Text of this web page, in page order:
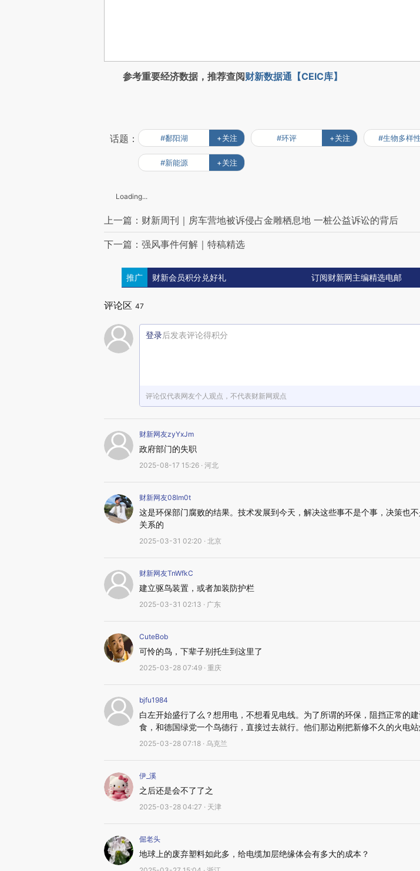
参考重要经济数据，推荐查阅财新数据通【CEIC库】
话题： #鄱阳湖 +关注 #环评 +关注 #生物多样性
#新能源 +关注
Loading...
上一篇：财新周刊｜房车营地被诉侵占金雕栖息地 一桩公益诉讼的背后
下一篇：强风事件何解｜特稿精选
推广 财新会员积分兑好礼 订阅财新网主编精选电邮
评论区 47
登录后发表评论得积分
评论仅代表网友个人观点，不代表财新网观点
财新网友zyYxJm
政府部门的失职
2025-08-17 15:26 · 河北
财新网友08Im0t
这是环保部门腐败的结果。技术发展到今天，解决这些事不是个事，决策也
关系的
2025-03-31 02:20 · 北京
财新网友TnWfkC
建立驱鸟装置，或者加装防护栏
2025-03-31 02:13 · 广东
CuteBob
可怜的鸟，下辈子别托生到这里了
2025-03-28 07:49 · 重庆
bjfu1984
白左开始盛行了么？想用电，不想看见电线。为了所谓的环保，阻挡正常的
食，和德国绿党一个鸟德行，直接过去就行。他们那边刚把新修不久的火电
2025-03-28 07:18 · 乌克兰
伊_溪
之后还是会不了了之
2025-03-28 04:27 · 天津
倔老头
地球上的废弃塑料如此多，给电缆加层绝缘体会有多大的成本？